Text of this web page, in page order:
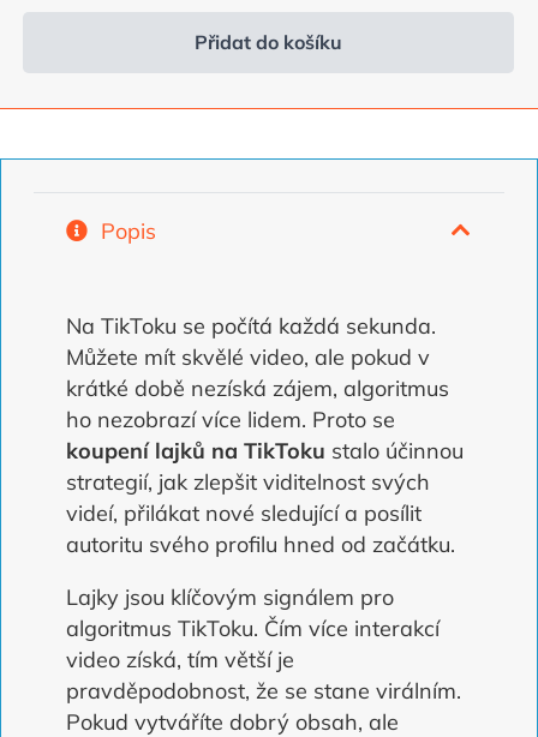
Přidat do košíku
Popis
Na TikToku se počítá každá sekunda.
Můžete mít skvělé video, ale pokud v
krátké době nezíská zájem, algoritmus
ho nezobrazí více lidem. Proto se
koupení lajků na TikToku stalo účinnou
strategií, jak zlepšit viditelnost svých
videí, přilákat nové sledující a posílit
autoritu svého profilu hned od začátku.
Lajky jsou klíčovým signálem pro
algoritmus TikToku. Čím více interakcí
video získá, tím větší je
pravděpodobnost, že se stane virálním.
Pokud vytváříte dobrý obsah, ale